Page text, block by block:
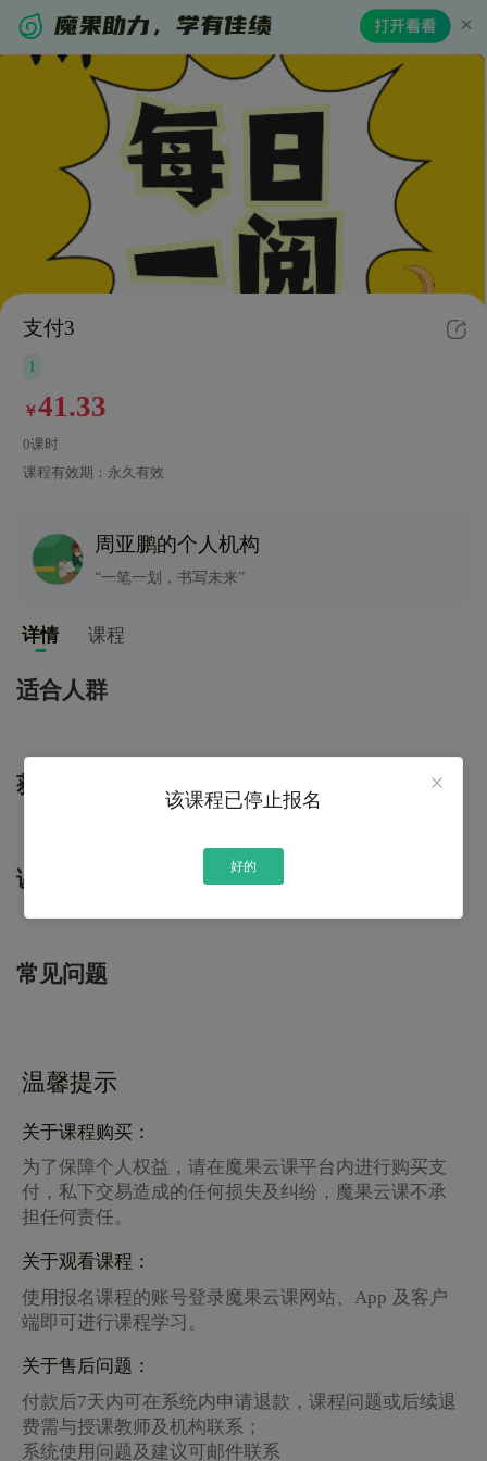
支付3
1
￥41.33
0课时
课程有效期： 永久有效
周亚鹏的个人机构
“一笔一划，书写未来”
详情 课程
适合人群
获得技能
课程大纲
常见问题
温馨提示
关于课程购买：
为了保障个人权益，请在魔果云课平台内进行购买支
付，私下交易造成的任何损失及纠纷，魔果云课不承
担任何责任。
关于观看课程：
使用报名课程的账号登录魔果云课网站、App 及客户
端即可进行课程学习。
关于售后问题：
付款后7天内可在系统内申请退款，课程问题或后续退
费需与授课教师及机构联系；
系统使用问题及建议可邮件联系
该课程已停止报名
好的